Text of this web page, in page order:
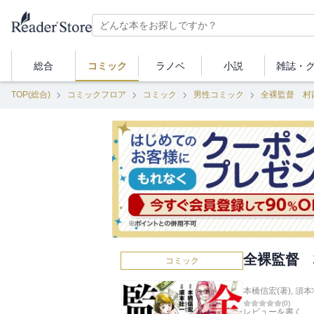
総合 コミック ラノベ 小説 雑誌・
TOP(総合) コミックフロア コミック 男性コミック 全裸監督 村
コミック 全裸監督
本橋信宏(著), 須本
(0)
レビューを書く